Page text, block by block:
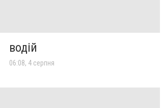
водій
06:08, 4 серпня